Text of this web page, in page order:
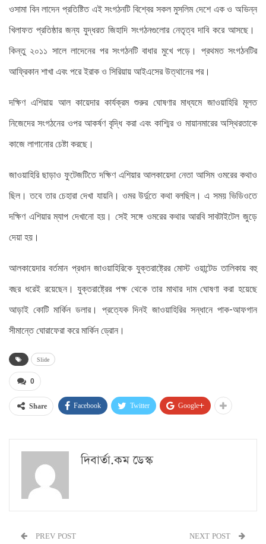
ওসামা বিন লাদেন প্রতিষ্টিত এই সংগঠনটি বিশ্বের সকল মুসলিম দেশে এক ও অভিন্ন
খিলাফত প্রতিষ্ঠার জন্য যুদ্ধরত জিহাদি সংগঠনগুলোর নেতৃত্ব দাবি করে আসছে।
কিন্তু ২০১১ সালে লাদেনের পর সংগঠনটি বাধার মুখে পড়ে। প্রথমত সংগঠনটির
আফ্রিকান শাখা এবং পরে ইরাক ও সিরিয়ায় আইএসের উত্থানের পর।
দক্ষিণ এশিয়ায় আল কায়েদার কার্যক্রম শুরুর ঘোষণার মাধ্যমে জাওয়াহিরি মূলত
নিজেদের সংগঠনের ওপর আকর্ষণ বৃদ্ধি করা এবং কাশ্মির ও মায়ানমারের অস্থিরতাকে
কাজে লাগানোর চেষ্টা করছে।
জাওয়াহিরি ছাড়াও ফুটেজটিতে দক্ষিণ এশিয়ার আলকায়েদা নেতা আসিম ওমরের কথাও
ছিল। তবে তার চেহারা দেখা যায়নি। ওমর উর্দুতে কথা বলছিল। এ সময় ভিডিওতে
দক্ষিণ এশিয়ার ম্যাপ দেখানো হয়। সেই সঙ্গে ওমরের কথার আরবি সাবটাইটেল জুড়ে
দেয়া হয়।
আলকায়েদার বর্তমান প্রধান জাওয়াহিরিকে যুক্তরাষ্ট্রের মোস্ট ওয়ান্টেড তালিকায় বহু
বছর ধরেই রয়েছেন। যুক্তরাষ্ট্রের পক্ষ থেকে তার মাথার দাম ঘোষণা করা হয়েছে
আড়াই কোটি মার্কিন ডলার। প্রত্যেক দিনই জাওয়াহিরির সন্ধানে পাক-আফগান
সীমান্তে ঘোরাফেরা করে মার্কিন ড্রোন।
Slide
0
Share Facebook Twitter Google+
দিবার্তা.কম ডেস্ক
PREV POST NEXT POST